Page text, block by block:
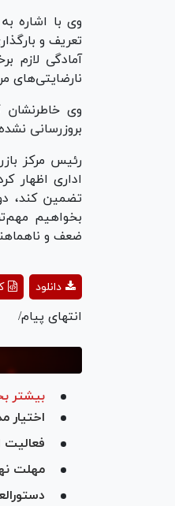
وی با اشاره
تعریف و
آمادگی لازم
نارضایتی‌های
وی خاطرنشان
بروزرسانی
رئیس مرکز
اداری اظهار
تضمین کند،
بخواهیم
ضعف و
دانلود
انتهای پیام/
بیشتر
اختیار
فعالیت
مهلت